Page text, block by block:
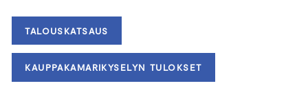
TALOUSKATSAUS
KAUPPAKAMARIKYSELYN TULOKSET